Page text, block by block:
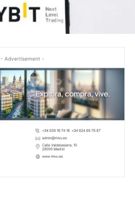
- Advertisement -